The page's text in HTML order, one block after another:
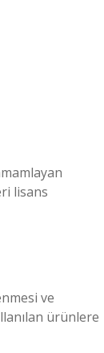
lisans
ve
ürünlere